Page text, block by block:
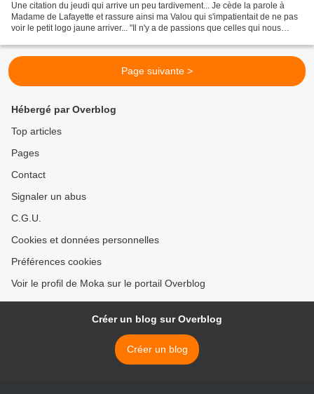
Une citation du jeudi qui arrive un peu tardivement... Je cède la parole à
Madame de Lafayette et rassure ainsi ma Valou qui s'impatientait de ne pas
voir le petit logo jaune arriver... "Il n'y a de passions que celles qui nous
Page suivante >
Hébergé par Overblog
Top articles
Pages
Contact
Signaler un abus
C.G.U.
Cookies et données personnelles
Préférences cookies
Voir le profil de Moka sur le portail Overblog
Créer un blog sur Overblog
Créer un blog